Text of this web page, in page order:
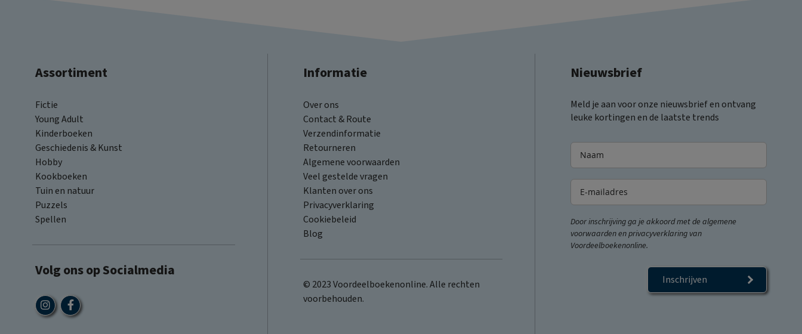
Assortiment
Fictie
Young Adult
Kinderboeken
Geschiedenis & Kunst
Hobby
Kookboeken
Tuin en natuur
Puzzels
Spellen
Volg ons op Socialmedia
Informatie
Over ons
Contact & Route
Verzendinformatie
Retourneren
Algemene voorwaarden
Veel gestelde vragen
Klanten over ons
Privacyverklaring
Cookiebeleid
Blog
© 2023 Voordeelboekenonline. Alle rechten
voorbehouden.
Nieuwsbrief
Meld je aan voor onze nieuwsbrief en ontvang
leuke kortingen en de laatste trends
Door inschrijving ga je akkoord met de algemene
voorwaarden en privacyverklaring van
Voordeelboekenonline.
Inschrijven